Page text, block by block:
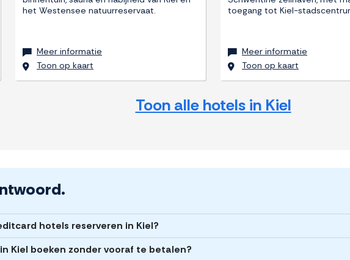
het Westensee natuurreservaat.
Meer informatie
Toon op kaart
toegang tot Kiel-
Meer informatie
Toon op kaart
Toon alle hotels in Kiel
hotels reserveren in Kiel?
Kiel boeken zonder vooraf te betalen?